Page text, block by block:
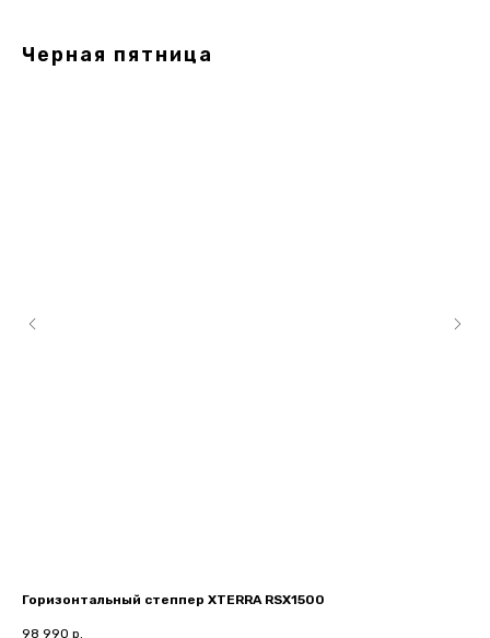
Черная пятница
Горизонтальный степпер XTERRA RSX1500
98 990 р.